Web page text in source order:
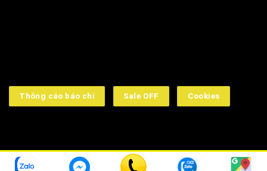
Thông cáo báo chí Sale OFF Cookies
➤ Công ty TNHH Funismart: 16 Đường số 2, KDC Kim